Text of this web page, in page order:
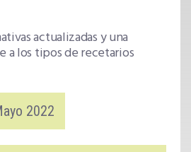
actualizadas y una
a los tipos de recetarios
2022